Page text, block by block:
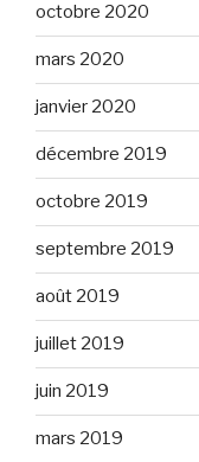
octobre 2020
mars 2020
janvier 2020
décembre 2019
octobre 2019
septembre 2019
août 2019
juillet 2019
juin 2019
mars 2019